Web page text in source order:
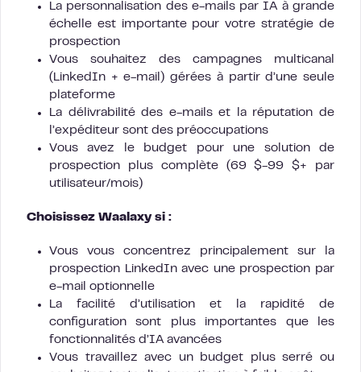
La personnalisation des e-mails par IA à grande
échelle est importante pour votre stratégie de
prospection
Vous souhaitez des campagnes multicanal
(LinkedIn + e-mail) gérées à partir d’une seule
plateforme
La délivrabilité des e-mails et la réputation de
l’expéditeur sont des préoccupations
Vous avez le budget pour une solution de
prospection plus complète (69 $-99 $+ par
utilisateur/mois)
Choisissez Waalaxy si :
Vous vous concentrez principalement sur la
prospection LinkedIn avec une prospection par
e-mail optionnelle
La facilité d’utilisation et la rapidité de
configuration sont plus importantes que les
fonctionnalités d’IA avancées
Vous travaillez avec un budget plus serré ou